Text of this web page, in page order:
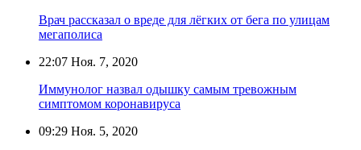
Врач рассказал о вреде для лёгких от бега по улицам
мегаполиса
22:07 Ноя. 7, 2020
Иммунолог назвал одышку самым тревожным
симптомом коронавируса
09:29 Ноя. 5, 2020